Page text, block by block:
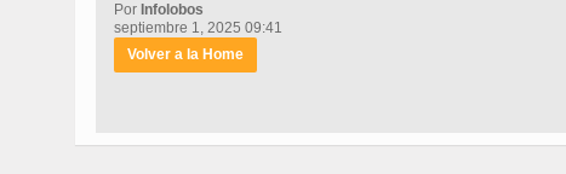
Por Infolobos
septiembre 1, 2025 09:41
Volver a la Home